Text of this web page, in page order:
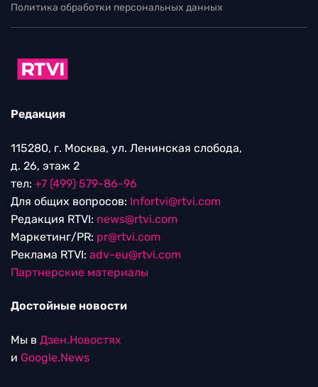
Политика обработки персональных данных
Редакция
115280, г. Москва, ул. Ленинская слобода,
д. 26, этаж 2
тел: +7 (499) 579-86-96
Для общих вопросов: Infortvi@rtvi.com
Редакция RTVI: news@rtvi.com
Маркетинг/PR: pr@rtvi.com
Реклама RTVI: adv-eu@rtvi.com
Партнерские материалы
Достойные новости
Мы в Дзен.Новостях
и Google.News